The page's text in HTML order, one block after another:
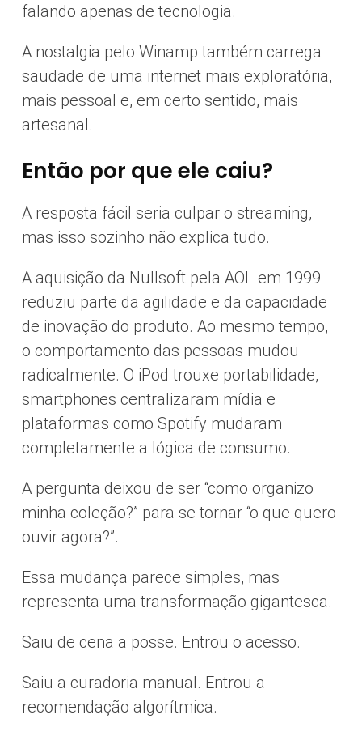
falando apenas de tecnologia.
A nostalgia pelo Winamp também carrega
saudade de uma internet mais exploratória,
mais pessoal e, em certo sentido, mais
artesanal.
Então por que ele caiu?
A resposta fácil seria culpar o streaming,
mas isso sozinho não explica tudo.
A aquisição da Nullsoft pela AOL em 1999
reduziu parte da agilidade e da capacidade
de inovação do produto. Ao mesmo tempo,
o comportamento das pessoas mudou
radicalmente. O iPod trouxe portabilidade,
smartphones centralizaram mídia e
plataformas como Spotify mudaram
completamente a lógica de consumo.
A pergunta deixou de ser “como organizo
minha coleção?” para se tornar “o que quero
ouvir agora?”.
Essa mudança parece simples, mas
representa uma transformação gigantesca.
Saiu de cena a posse. Entrou o acesso.
Saiu a curadoria manual. Entrou a
recomendação algorítmica.